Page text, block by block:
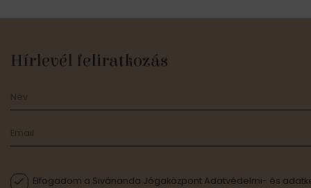
Hírlevél feliratkozás
Elfogadom a Sivánanda Jógaközpont Adatvédelmi- és